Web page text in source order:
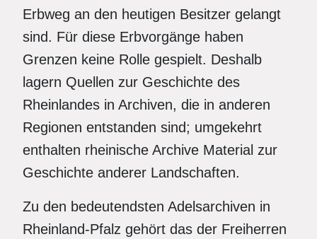
Erbweg an den heutigen Besitzer gelangt
sind. Für diese Erbvorgänge haben
Grenzen keine Rolle gespielt. Deshalb
lagern Quellen zur Geschichte des
Rheinlandes in Archiven, die in anderen
Regionen entstanden sind; umgekehrt
enthalten rheinische Archive Material zur
Geschichte anderer Landschaften.
Zu den bedeutendsten Adelsarchiven in
Rheinland-Pfalz gehört das der Freiherren